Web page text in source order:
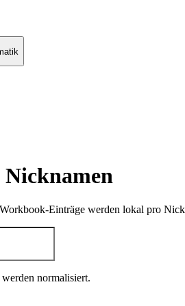
Nicknamen
Einträge werden lokal pro
normalisiert.